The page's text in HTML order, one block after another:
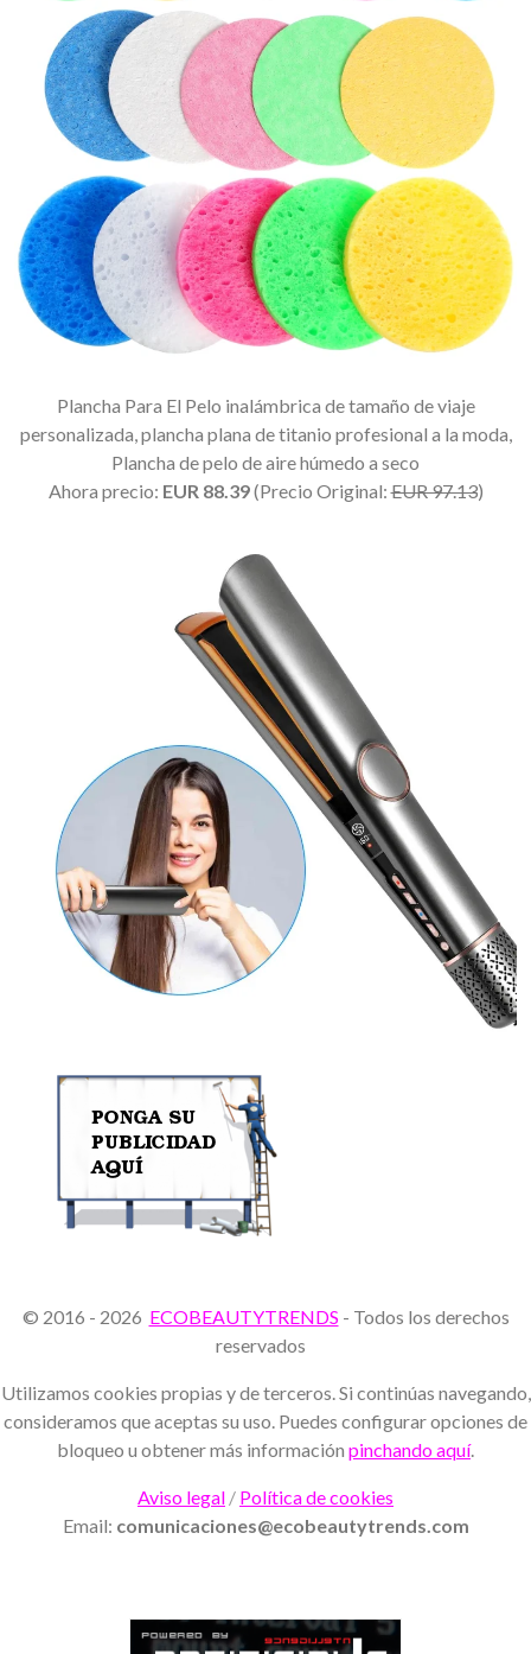
Plancha Para El Pelo inalámbrica de tamaño de viaje
personalizada, plancha plana de titanio profesional a la moda,
Plancha de pelo de aire húmedo a seco
Ahora precio: EUR 88.39(Precio Original:EUR 97.13)
© 2016 - 2026 ECOBEAUTYTRENDS - Todos los derechos
reservados
Utilizamos cookies propias y de terceros. Si continúas navegando,
consideramos que aceptas su uso. Puedes configurar opciones de
bloqueo u obtener más información pinchando aquí.
Aviso legal / Política de cookies
Email: comunicaciones@ecobeautytrends.com